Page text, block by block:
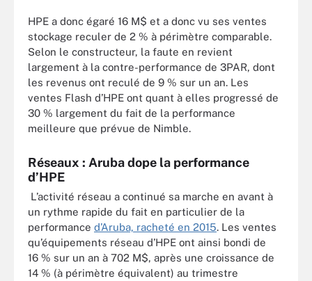
HPE a donc égaré 16 M$ et a donc vu ses ventes
stockage reculer de 2 % à périmètre comparable.
Selon le constructeur, la faute en revient
largement à la contre-performance de 3PAR, dont
les revenus ont reculé de 9 % sur un an. Les
ventes Flash d’HPE ont quant à elles progressé de
30 % largement du fait de la performance
meilleure que prévue de Nimble.
Réseaux : Aruba dope la performance
d’HPE
L’activité réseau a continué sa marche en avant à
un rythme rapide du fait en particulier de la
performance d’Aruba, racheté en 2015. Les ventes
qu’équipements réseau d’HPE ont ainsi bondi de
16 % sur un an à 702 M$, après une croissance de
14 % (à périmètre équivalent) au trimestre